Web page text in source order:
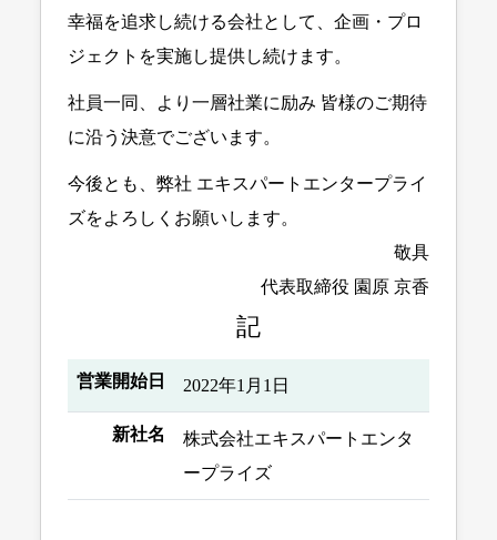
幸福を追求し続ける会社として、企画・プロ
ジェクトを実施し提供し続けます。
社員一同、より一層社業に励み 皆様のご期待
に沿う決意でございます。
今後とも、弊社 エキスパートエンタープライ
ズをよろしくお願いします。
敬具
代表取締役 園原 京香
記
営業開始日 2022年1月1日
新社名
株式会社エキスパートエンタ
ープライズ